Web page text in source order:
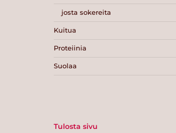
josta sokereita
Kuitua
Proteiinia
Suolaa
Tulosta sivu